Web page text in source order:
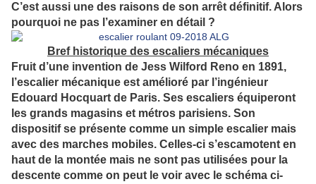
C’est aussi une des raisons de son arrêt définitif. Alors
pourquoi ne pas l’examiner en détail ?
Bref historique des escaliers mécaniques
Fruit d’une invention de Jess Wilford Reno en 1891,
l’escalier mécanique est amélioré par l’ingénieur
Edouard Hocquart de Paris. Ses escaliers équiperont
les grands magasins et métros parisiens. Son
dispositif se présente comme un simple escalier mais
avec des marches mobiles. Celles-ci s’escamotent en
haut de la montée mais ne sont pas utilisées pour la
descente comme on peut le voir avec le schéma ci-